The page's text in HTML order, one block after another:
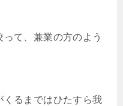
て、兼業の方のよう
るまではひたすら我